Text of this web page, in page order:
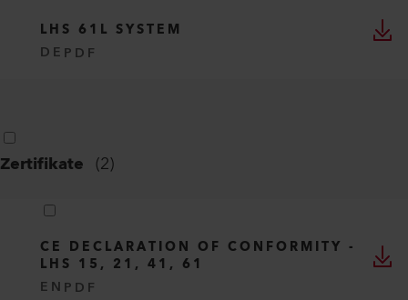
LHS 61L SYSTEM
DE PDF
Zertifikate (2)
CE DECLARATION OF CONFORMITY -
LHS 15, 21, 41, 61
EN PDF